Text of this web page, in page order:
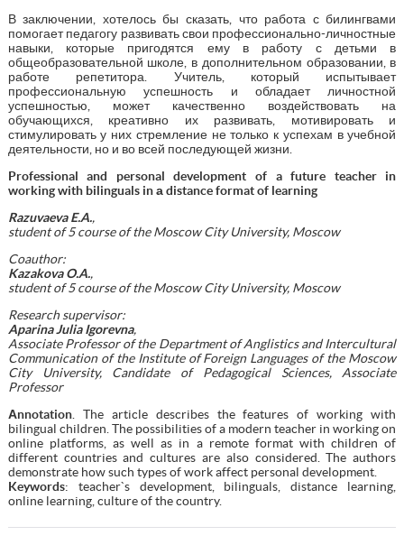
В заключении, хотелось бы сказать, что работа с билингвами
помогает педагогу развивать свои профессионально-личностные
навыки, которые пригодятся ему в работу с детьми в
общеобразовательной школе, в дополнительном образовании, в
работе репетитора. Учитель, который испытывает
профессиональную успешность и обладает личностной
успешностью, может качественно воздействовать на
обучающихся, креативно их развивать, мотивировать и
стимулировать у них стремление не только к успехам в учебной
деятельности, но и во всей последующей жизни.
Professional and personal development of a future teacher in
working with bilinguals in а distance format of learning
Razuvaeva E.A.,
student of 5 course of the Moscow City University, Moscow
Coauthor:
Kazakova O.A.,
student of 5 course of the Moscow City University, Moscow
Research supervisor:
Aparina Julia Igorevna,
Associate Professor of the Department of Anglistics and Intercultural
Communication of the Institute of Foreign Languages of the Moscow
City University, Candidate of Pedagogical Sciences, Associate
Professor
Аnnotation. The article describes the features of working with
bilingual children. The possibilities of a modern teacher in working on
online platforms, as well as in a remote format with children of
different countries and cultures are also considered. The authors
demonstrate how such types of work affect personal development.
Keywords: teacher`s development, bilinguals, distance learning,
online learning, culture of the country.